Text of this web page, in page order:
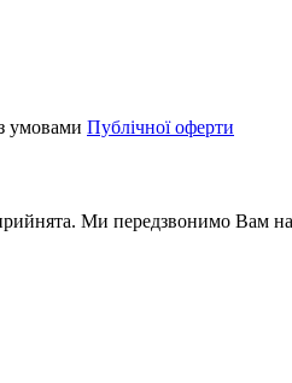
умовами Публічної оферти
Ми передзвонимо Вам